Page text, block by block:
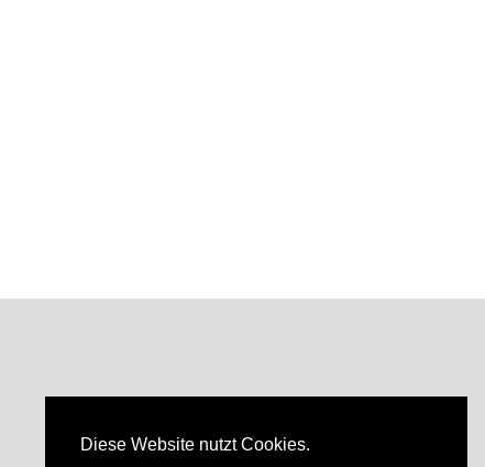
Diese Website nutzt Cookies.